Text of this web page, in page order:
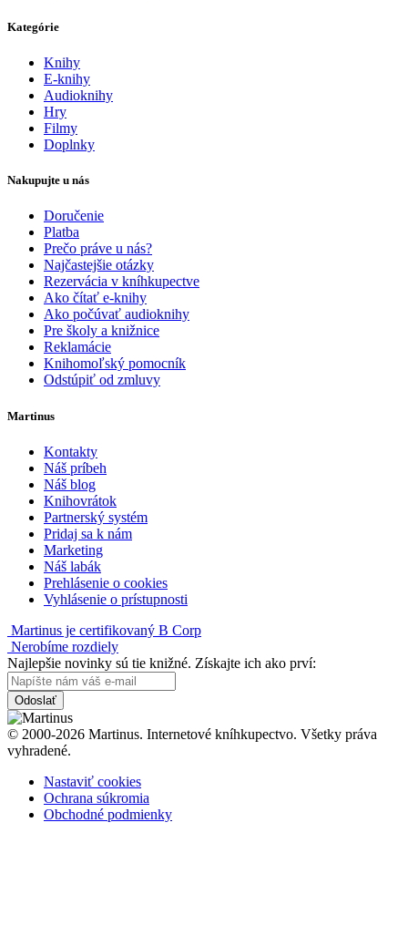
Kategórie
Knihy
E-knihy
Audioknihy
Hry
Filmy
Doplnky
Nakupujte u nás
Doručenie
Platba
Prečo práve u nás?
Najčastejšie otázky
Rezervácia v kníhkupectve
Ako čítať e-knihy
Ako počúvať audioknihy
Pre školy a knižnice
Reklamácie
Knihomoľský pomocník
Odstúpiť od zmluvy
Martinus
Kontakty
Náš príbeh
Náš blog
Knihovrátok
Partnerský systém
Pridaj sa k nám
Marketing
Náš labák
Prehlásenie o cookies
Vyhlásenie o prístupnosti
Martinus je certifikovaný B Corp
Nerobíme rozdiely
Najlepšie novinky sú tie knižné. Získajte ich ako prví:
Odoslať
© 2000-2026 Martinus. Internetové kníhkupectvo. Všetky práva
vyhradené.
Nastaviť cookies
Ochrana súkromia
Obchodné podmienky